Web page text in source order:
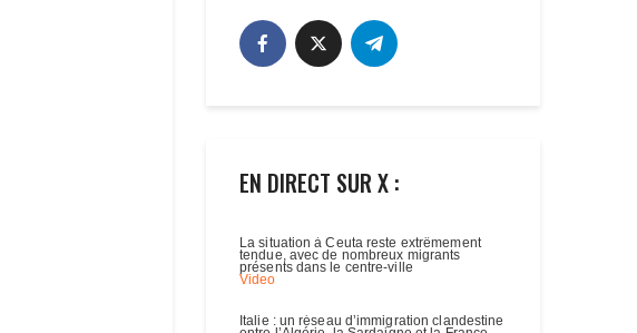
EN DIRECT SUR X :